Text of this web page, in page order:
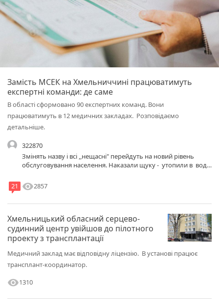
Замість МСЕК на Хмельниччині працюватимуть
експертні команди: де саме
В області сформовано 90 експертних команд. Вони
працюватимуть в 12 медичних закладах. Розповідаємо
детальніше.
322870
Змінять назву і всі ,,нещасні" перейдуть на новий рівень
обслуговування населення. Наказали щуку - утопили в воді.
живемо за їх сценарієм..
21 visibility2857
Хмельницький обласний серцево-
судинний центр увійшов до пілотного
проекту з трансплантації
Медичний заклад має відповідну ліцензію. В установі працює
трансплант-координатор.
visibility1310